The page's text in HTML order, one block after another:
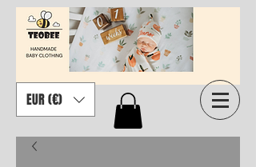
EUR (€)